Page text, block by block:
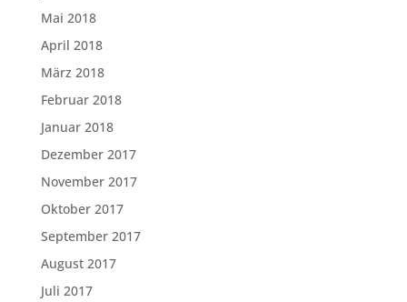
Mai 2018
April 2018
März 2018
Februar 2018
Januar 2018
Dezember 2017
November 2017
Oktober 2017
September 2017
August 2017
Juli 2017